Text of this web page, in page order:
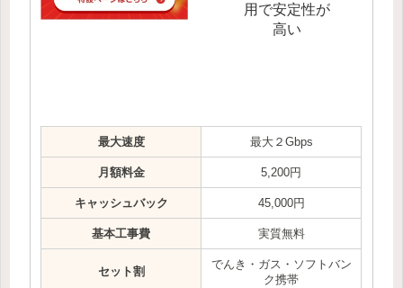
用で安定性が
高い
最大速度 最大２Gbps
月額料金 5,200円
キャッシュバック 45,000円
基本工事費 実質無料
セット割
でんき・ガス・ソフトバン
ク携帯